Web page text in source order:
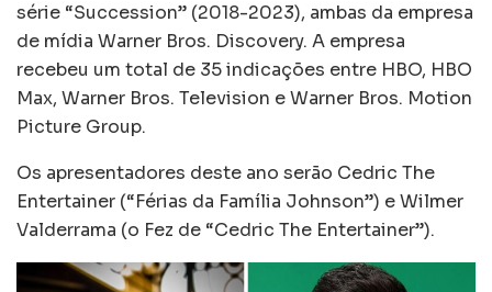
série “Succession” (2018-2023), ambas da empresa
de mídia Warner Bros. Discovery. A empresa
recebeu um total de 35 indicações entre HBO, HBO
Max, Warner Bros. Television e Warner Bros. Motion
Picture Group.
Os apresentadores deste ano serão Cedric The
Entertainer (“Férias da Família Johnson”) e Wilmer
Valderrama (o Fez de “Cedric The Entertainer”).